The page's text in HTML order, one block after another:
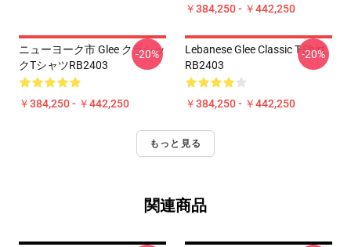
￥384,250 - ￥442,250
ニューヨーク市 Glee クラシッ
クTシャツRB2403
￥384,250 - ￥442,250
-20%
Lebanese Glee Classic T-Shirt
RB2403
￥384,250 - ￥442,250
-20%
もっと見る
関連商品